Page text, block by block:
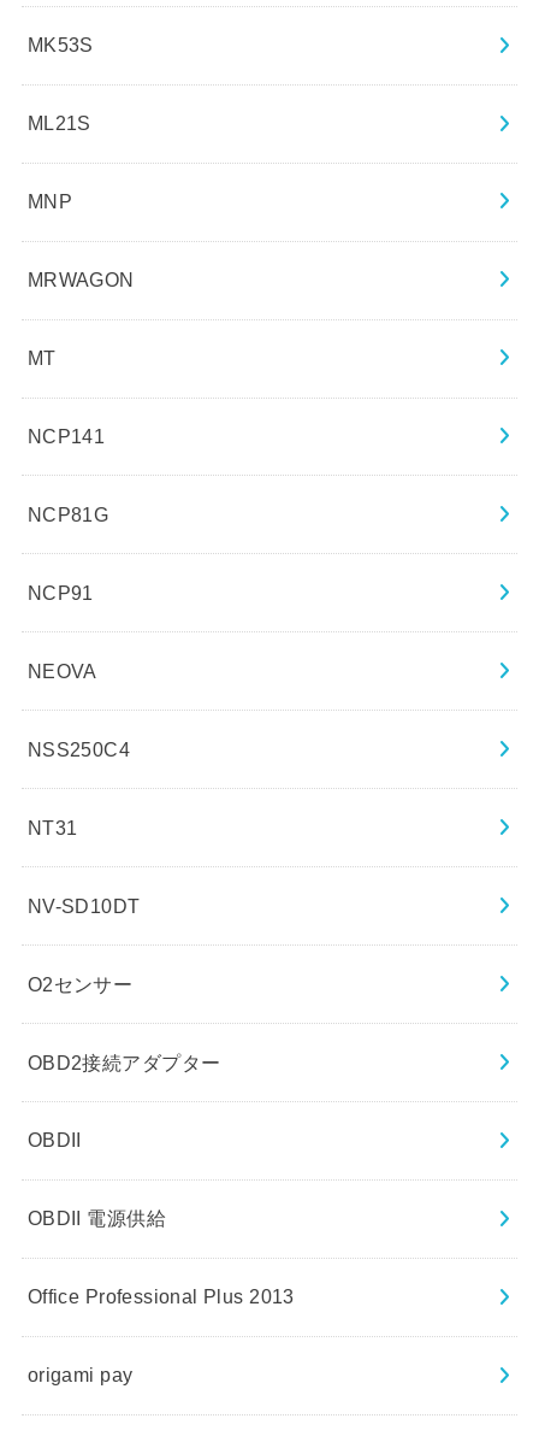
MK53S
ML21S
MNP
MRWAGON
MT
NCP141
NCP81G
NCP91
NEOVA
NSS250C4
NT31
NV-SD10DT
O2センサー
OBD2接続アダプター
OBDII
OBDII 電源供給
Office Professional Plus 2013
origami pay